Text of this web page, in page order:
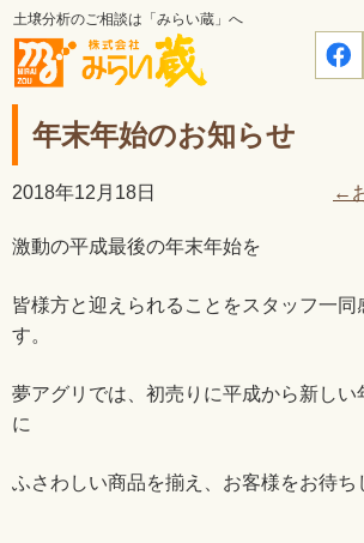
土壌分析のご相談は「みらい蔵」へ
年末年始のお知らせ
2018年12月18日 ←
激動の平成最後の年末年始を
皆様方と迎えられることをスタッフ一同
す。
夢アグリでは、初売りに平成から新しい
に
ふさわしい商品を揃え、お客様をお待ち